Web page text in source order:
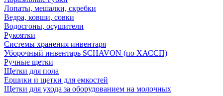
Лопаты, мешалки, скребки
Ведра, ковши, совки
Водосгоны, осушители
Рукоятки
Системы хранения инвентаря
Уборочный инвентарь SCHAVON (по ХАССП)
Ручные щетки
Щетки для пола
Ершики и щетки для емкостей
Щетки для ухода за оборудованием на молочных